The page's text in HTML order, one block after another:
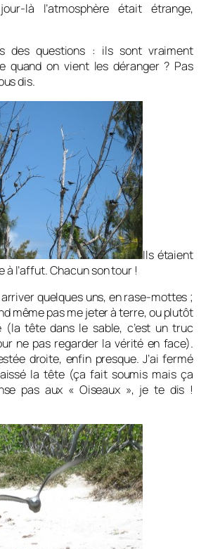
là l’atmosphère était étrange,
des questions : ils sont vraiment
quand on vient les déranger ? Pas
dis.
Ils étaient
à l’affut. Chacun son tour !
arriver quelques uns, en rase-mottes ;
même pas me jeter à terre, ou plutôt
(la tête dans le sable, c’est un truc
ne pas regarder la vérité en face).
droite, enfin presque. J’ai fermé
la tête (ça fait soumis mais ça
pas aux « Oiseaux », je te dis !